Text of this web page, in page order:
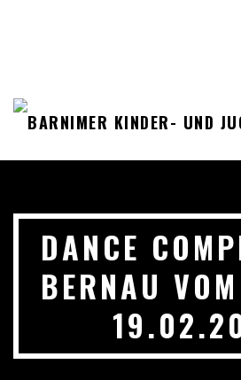
DANCE
BERNAU